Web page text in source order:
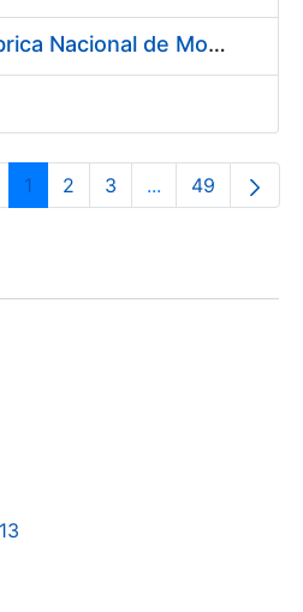
Contratación de acuerdo marco para el Suministro de Material de Electricidad para la Fábrica Nacional de Moneda y Timbre-Real Casa de la Moneda en su centro de trabajo de Burgos
Page
1 Page
2 Page
3 ...Intermediate
Page
49